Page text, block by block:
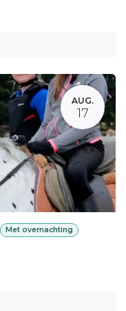
AUG.
17
Met overnachting